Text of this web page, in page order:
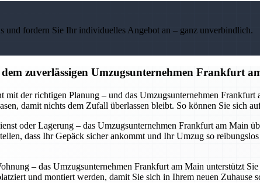
und fordern Sie Ihr individuelles Angebot an – ganz unverbindlich.
zuverlässigen Umzugsunternehmen Frankfurt
mit der richtigen Planung – und das Umzugsunternehmen
damit nichts dem Zufall überlassen bleibt. So können Sie sich
oder Lagerung – das Umzugsunternehmen Frankfurt am Main
dass Ihr Gepäck sicher ankommt und Ihr Umzug so
– das Umzugsunternehmen Frankfurt am Main unterstützt
und montiert werden, damit Sie sich in Ihrem neuen